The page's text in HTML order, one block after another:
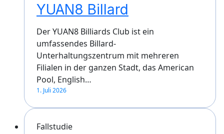
YUAN8 Billard
Der YUAN8 Billiards Club ist ein
umfassendes Billard-
Unterhaltungszentrum mit mehreren
Filialen in der ganzen Stadt, das American
Pool, English…
1. Juli 2026
Fallstudie